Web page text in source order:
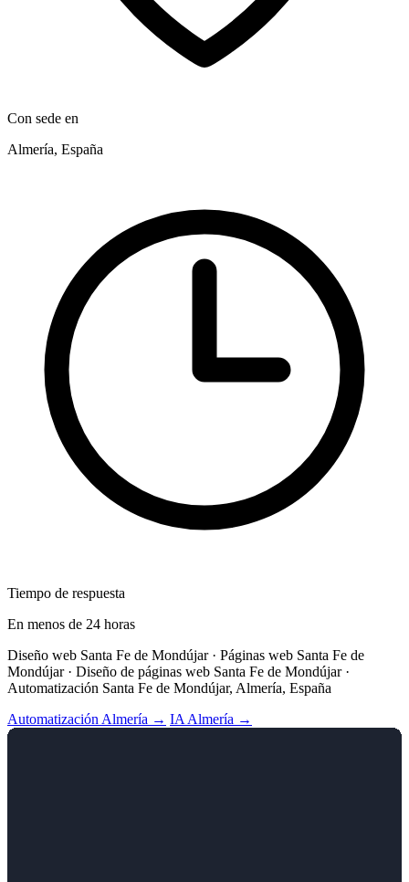
Con sede en
Almería, España
Tiempo de respuesta
En menos de 24 horas
Diseño web Santa Fe de Mondújar · Páginas web Santa Fe de
Mondújar · Diseño de páginas web Santa Fe de Mondújar ·
Automatización Santa Fe de Mondújar, Almería, España
Automatización Almería → IA Almería →